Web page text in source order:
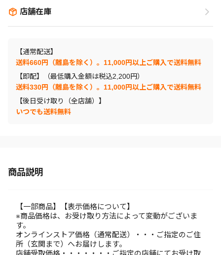
店舗在庫
【通常配送】
送料660円（離島を除く）。11,000円以上ご購入で送料無料
【即配】（最低購入金額は税込2,200円）
送料330円（離島を除く）。11,000円以上ご購入で送料無料
【後日受け取り（全店舗）】
いつでも送料無料
商品説明
【一部商品】【表示価格について】
※商品価格は、お受け取り方法によって変動がございま
す。
オンラインストア価格（通常配送）・・・ご指定のご住
所（玄関まで）へお届けします。
店舗受取価格・・・・・・・ご指定の店舗にてお受け取